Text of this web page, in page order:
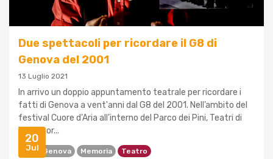
20
Jul
Due spettacoli per ricordare il G8 di
Genova del 2001
13 Luglio 2021
In arrivo un doppio appuntamento teatrale per ricordare i
fatti di Genova a vent'anni dal G8 del 2001. Nell’ambito del
festival Cuore d’Aria all’interno del Parco dei Pini, Teatri di
Vita ripor...
G8 Di Genova Memoria Teatro